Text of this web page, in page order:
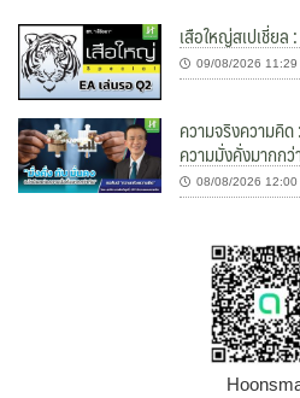
เสือใหญ่สเปเชี่ยล
09/08/2026 11:29
ความจริงความคิ
ความมั่งคั่งมากก
08/08/2026 12:00